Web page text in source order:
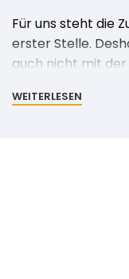
Für uns steht die
erster Stelle.
auch nicht mit
Dienstleistungen,
WEITERLESEN